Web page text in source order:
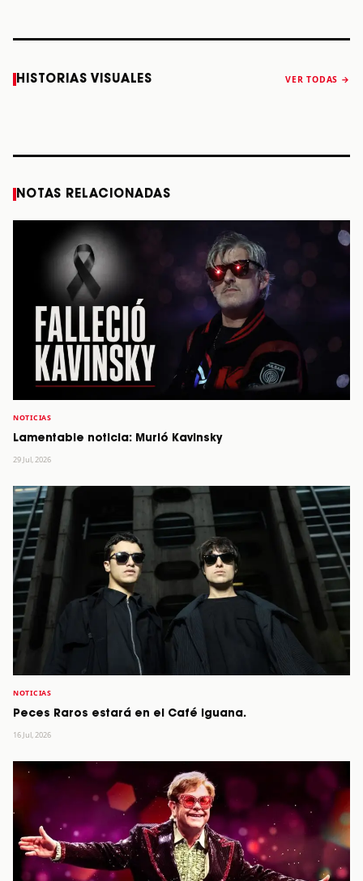
HISTORIAS VISUALES VER TODAS →
Caifanes regresa
a Monterrey el
Fallece Felipe
Staiti, guitarrista
anuncia “Reality
NOTAS RELACIONADAS
NOTICIAS
Lamentable noticia: Murió Kavinsky
29 Jul, 2026
NOTICIAS
Peces Raros estará en el Café Iguana.
16 Jul, 2026